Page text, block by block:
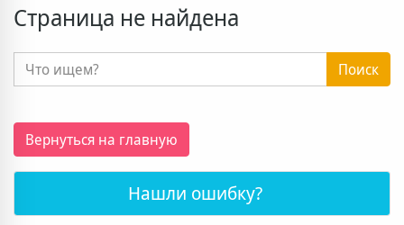
Страница не найдена
Поиск
Вернуться на главную
Нашли ошибку?